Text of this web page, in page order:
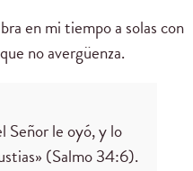
en mi tiempo a solas con
no avergüenza.
Señor le oyó, y lo
(Salmo 34:6).